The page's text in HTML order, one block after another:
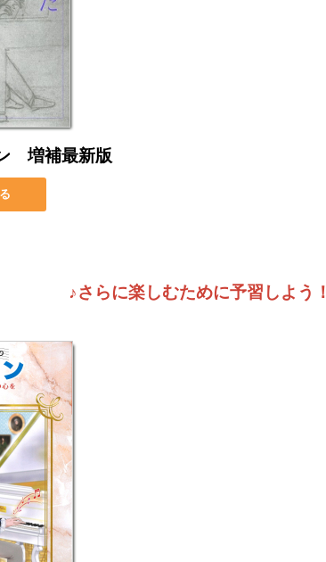
増補最新版
♪さらに楽しむために予習しよう！